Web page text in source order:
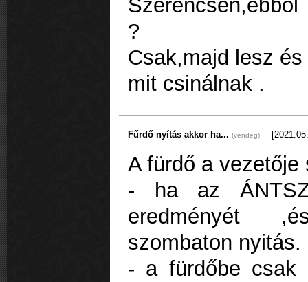
?
Csak,majd lesz
mit csinálnak .
Fűrdő nyítás akkor ha... (vendég)
A fürdő a
- ha az
eredményét
szombaton nyitás.
- a fürdőbe csak